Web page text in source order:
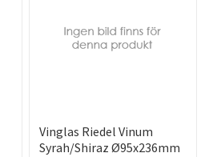
Vinglas Riedel Vinum
Syrah/Shiraz Ø95x236mm